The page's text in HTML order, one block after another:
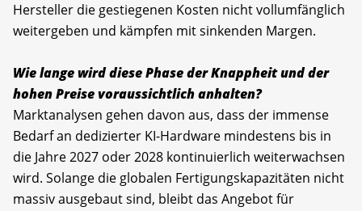
Hersteller die gestiegenen Kosten nicht vollumfänglich
weitergeben und kämpfen mit sinkenden Margen.
Wie lange wird diese Phase der Knappheit und der
hohen Preise voraussichtlich anhalten?
Marktanalysen gehen davon aus, dass der immense
Bedarf an dedizierter KI-Hardware mindestens bis in
die Jahre 2027 oder 2028 kontinuierlich weiterwachsen
wird. Solange die globalen Fertigungskapazitäten nicht
massiv ausgebaut sind, bleibt das Angebot für